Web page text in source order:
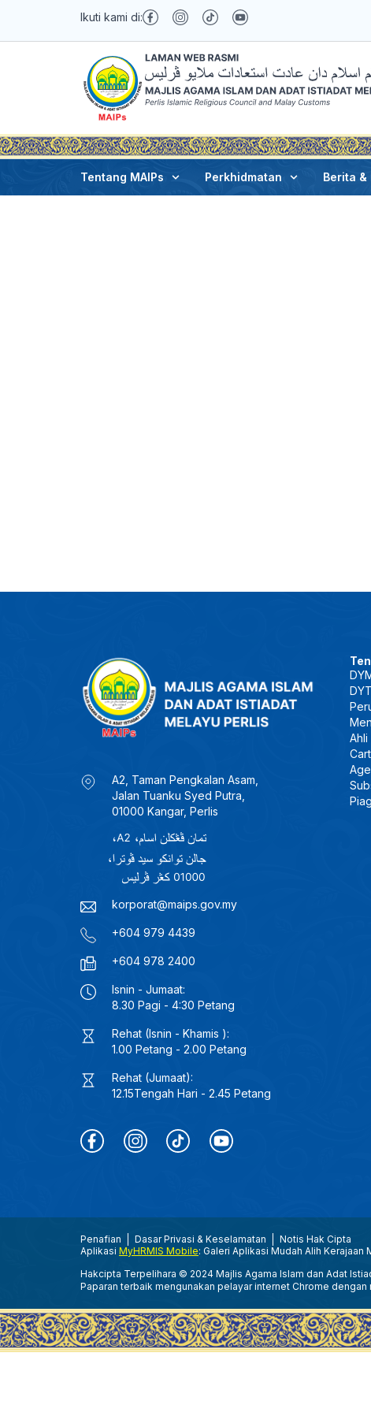
Ikuti kami di:
Tentang MAIPs Perkhidmatan Berita &
Joe Februari 3, 2025
A2, Taman Pengkalan Asam,
Jalan Tuanku Syed Putra,
01000 Kangar, Perlis
korporat@maips.gov.my
+604 979 4439
+604 978 2400
Isnin - Jumaat:
8.30 Pagi - 4:30 Petang
Rehat (Isnin - Khamis ):
1.00 Petang - 2.00 Petang
Rehat (Jumaat):
12.15Tengah Hari - 2.45 Petang
Ahli
Penafian Dasar Privasi & Keselamatan
Notis Hak Cipta
Aplikasi MyHRMIS Mobile: Galeri Aplikasi Mudah Alih Kerajaan
Hakcipta Terpelihara © 2024 Majlis Agama Islam dan Adat
Paparan terbaik mengunakan pelayar internet Chrome